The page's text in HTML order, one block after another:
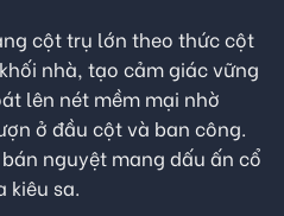
cột trụ lớn theo thức cột
nhà, tạo cảm giác vững
lên nét mềm mại nhờ
ở đầu cột và ban công.
nguyệt mang dấu ấn cổ
kiêu sa.